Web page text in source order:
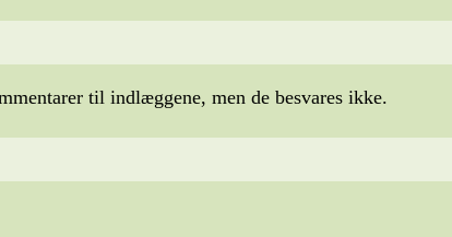
til indlæggene, men de besvares ikke.